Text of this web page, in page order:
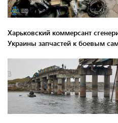
Харьковский коммерсант
Украины запчастей к боевым